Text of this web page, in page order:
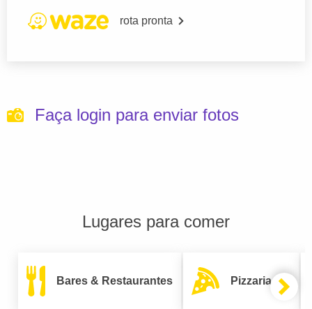
rota pronta
Faça login para enviar fotos
Lugares para comer
Bares & Restaurantes Pizzarias